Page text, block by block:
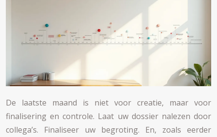
De laatste maand is niet voor creatie, maar voor
finalisering en controle. Laat uw dossier nalezen door
collega’s. Finaliseer uw begroting. En, zoals eerder